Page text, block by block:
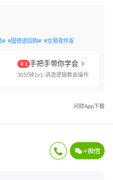
# #国债逆回购# #交易软件指导#
￥1 手把手带你学会
30分钟1v1·讲透逻辑教会操作
问财App下载